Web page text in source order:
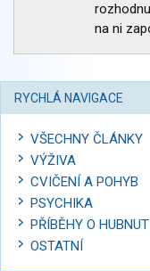
na ni
RYCHLÁ NAVIGACE
VŠECHNY ČLÁNKY
VÝŽIVA
CVIČENÍ A POHYB
PSYCHIKA
PŘÍBĚHY O HUBNUTÍ
OSTATNÍ